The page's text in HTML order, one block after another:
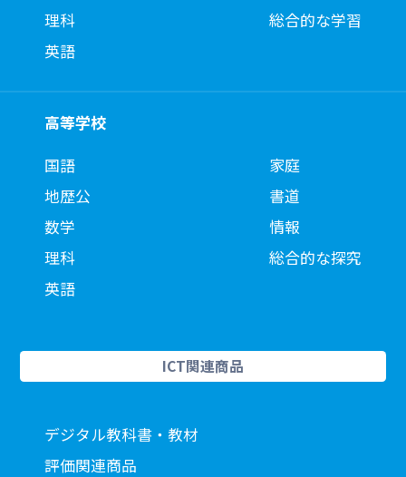
理科
英語
総合的な学習
高等学校
国語
地歴公
数学
理科
英語
家庭
書道
情報
総合的な探究
ICT関連商品
デジタル教科書・教材
評価関連商品